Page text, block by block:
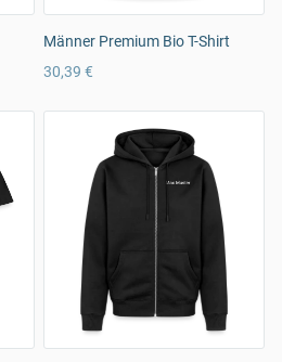
Männer Premium Bio T-Shirt
30,39 €